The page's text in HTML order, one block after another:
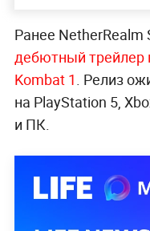
Ранее NetherRealm
дебютный трейлер
Kombat 1. Релиз
на PlayStation 5,
и ПК.